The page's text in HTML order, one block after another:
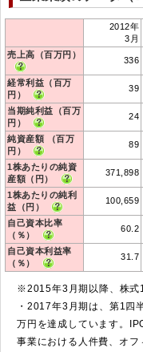
2012年
3月
売上高（百万円）
336
経常利益（百万
円）
39
当期純利益（百万
円）
24
純資産額 （百万
円）
89
1株あたりの純資
産額（円）
371,898
1株あたりの純利
益（円）
100,659
自己資本比率
（％）
60.2
自己資本利益率
（％）
31.7
※2015年3月期以降、株式
・2017年3月期は、第1四
万円を達成しています。
事業における人件費、オ